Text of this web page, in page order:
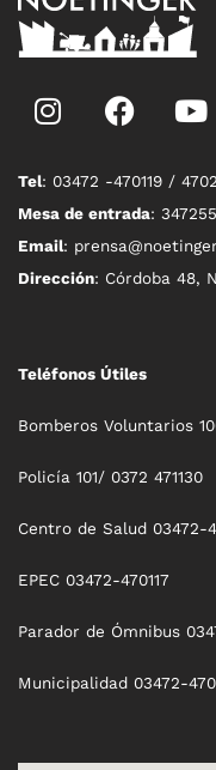
Tel: 03472 -470119 /
Mesa de entrada:
Email:
Dirección: Córdoba 48,
Teléfonos Útiles
Bomberos Voluntarios
Policía 101/ 0372 471130
Centro de Salud 03472-
EPEC 03472-470117
Parador de Ómnibus
Municipalidad 03472-